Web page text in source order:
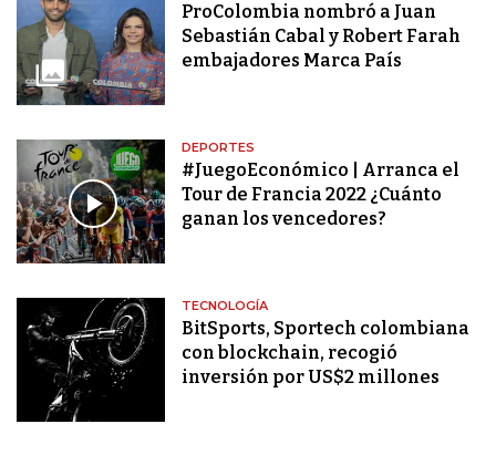
ProColombia nombró a Juan
Sebastián Cabal y Robert Farah
embajadores Marca País
DEPORTES
#JuegoEconómico | Arranca el
Tour de Francia 2022 ¿Cuánto
ganan los vencedores?
TECNOLOGÍA
BitSports, Sportech colombiana
con blockchain, recogió
inversión por US$2 millones